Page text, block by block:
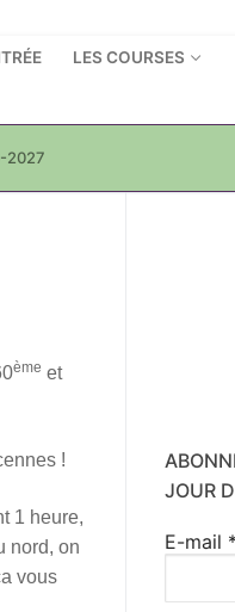
LES COURSES
2027
ème et
!
1 heure,
nord, on
vous
JOUR
E-mail *